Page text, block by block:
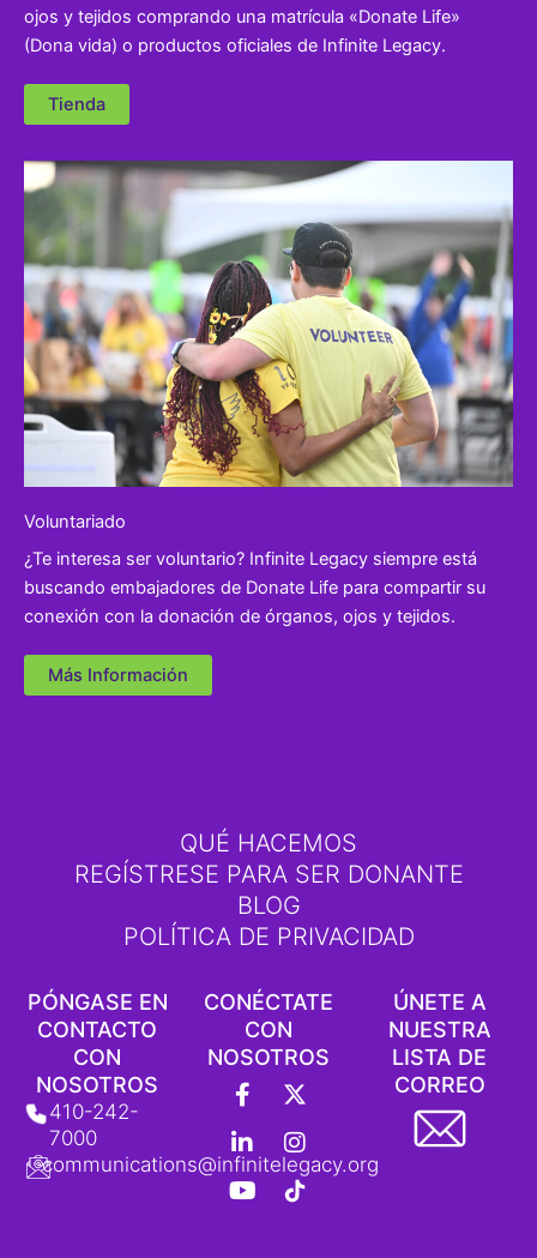
ojos y tejidos comprando una matrícula «Donate Life»
(Dona vida) o productos oficiales de Infinite Legacy.
Tienda
Voluntariado
¿Te interesa ser voluntario? Infinite Legacy siempre está
buscando embajadores de Donate Life para compartir su
conexión con la donación de órganos, ojos y tejidos.
Más Información
QUÉ HACEMOS
REGÍSTRESE PARA SER DONANTE
BLOG
POLÍTICA DE PRIVACIDAD
PÓNGASE EN
CONTACTO
CON
NOSOTROS
410-242-
7000
communications@infinitelegacy.org
CONÉCTATE
CON
NOSOTROS
F
a
c
e
b
o
X
-
T
w
i
t
L
i
n
k
e
d
I
n
s
t
a
g
Y
o
u
t
u
b
L
o
g
o
t
i
ÚNETE A
NUESTRA
LISTA DE
CORREO